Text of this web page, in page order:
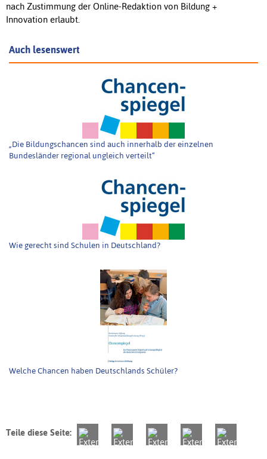
nach Zustimmung der Online-Redaktion von Bildung +
Innovation erlaubt.
Auch lesenswert
„Die Bildungschancen sind auch innerhalb der einzelnen
Bundesländer regional ungleich verteilt“
Wie gerecht sind Schulen in Deutschland?
Welche Chancen haben Deutschlands Schüler?
Teile diese Seite: